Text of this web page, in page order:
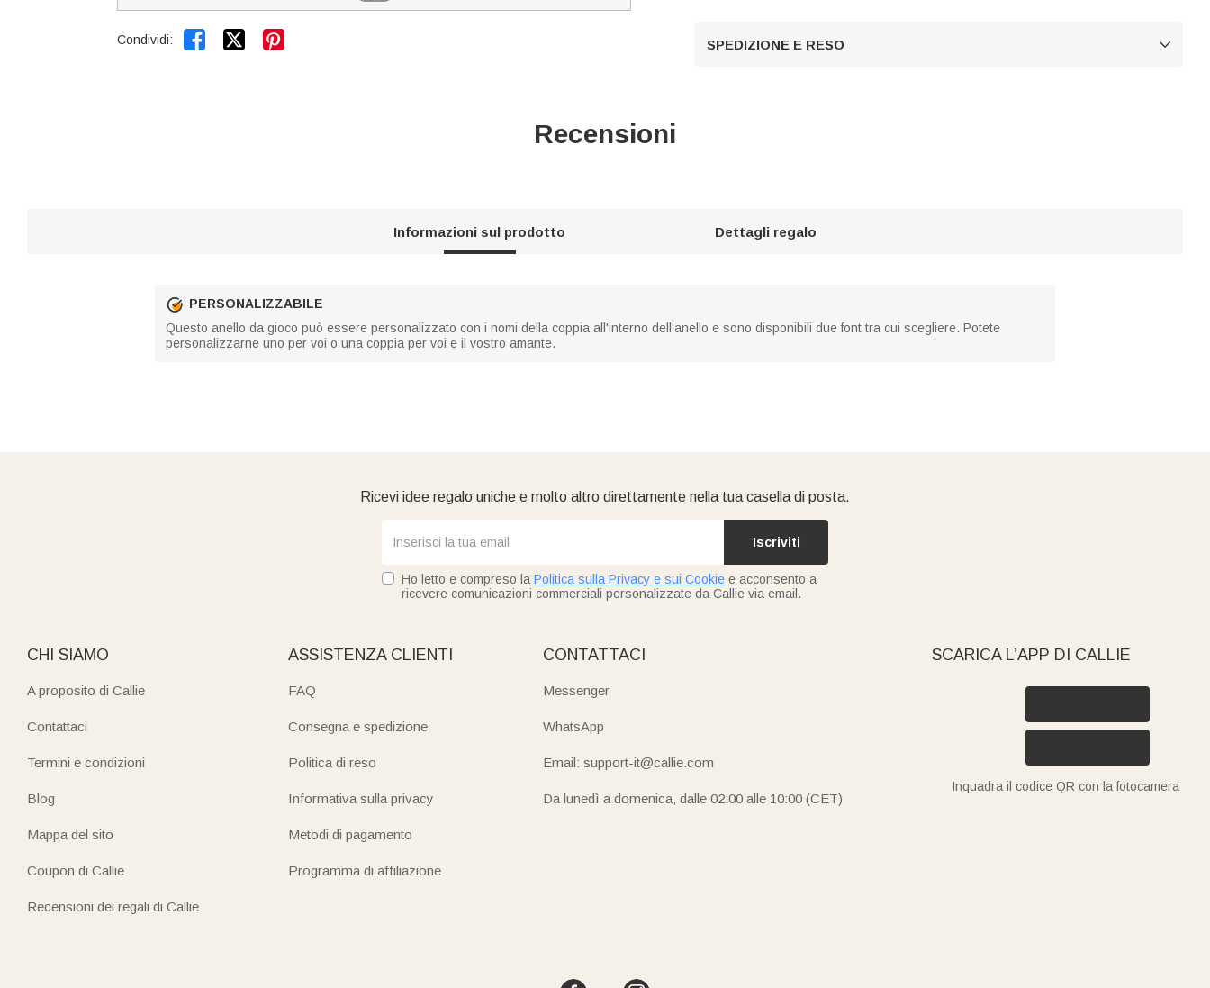
Condividi:   SPEDIZIONE E RESO 
Recensioni
Informazioni sul prodotto Dettagli regalo
PERSONALIZZABILE
Questo anello da gioco può essere personalizzato con i nomi della coppia all'interno dell'anello e sono disponibili due font tra cui scegliere. Potete
personalizzarne uno per voi o una coppia per voi e il vostro amante.
Ricevi idee regalo uniche e molto altro direttamente nella tua casella di posta.
Iscriviti
Ho letto e compreso la Politica sulla Privacy e sui Cookie e acconsento a
ricevere comunicazioni commerciali personalizzate da Callie via email.
CHI SIAMO
A proposito di Callie
Contattaci
Termini e condizioni
Blog
Mappa del sito
Coupon di Callie
Recensioni dei regali di Callie
ASSISTENZA CLIENTI
FAQ
Consegna e spedizione
Politica di reso
Informativa sulla privacy
Metodi di pagamento
Programma di affiliazione
CONTATTACI
Messenger
WhatsApp
Email: support-it@callie.com
Da lunedì a domenica, dalle 02:00 alle 10:00 (CET)
SCARICA L’APP DI CALLIE
Inquadra il codice QR con la fotocamera